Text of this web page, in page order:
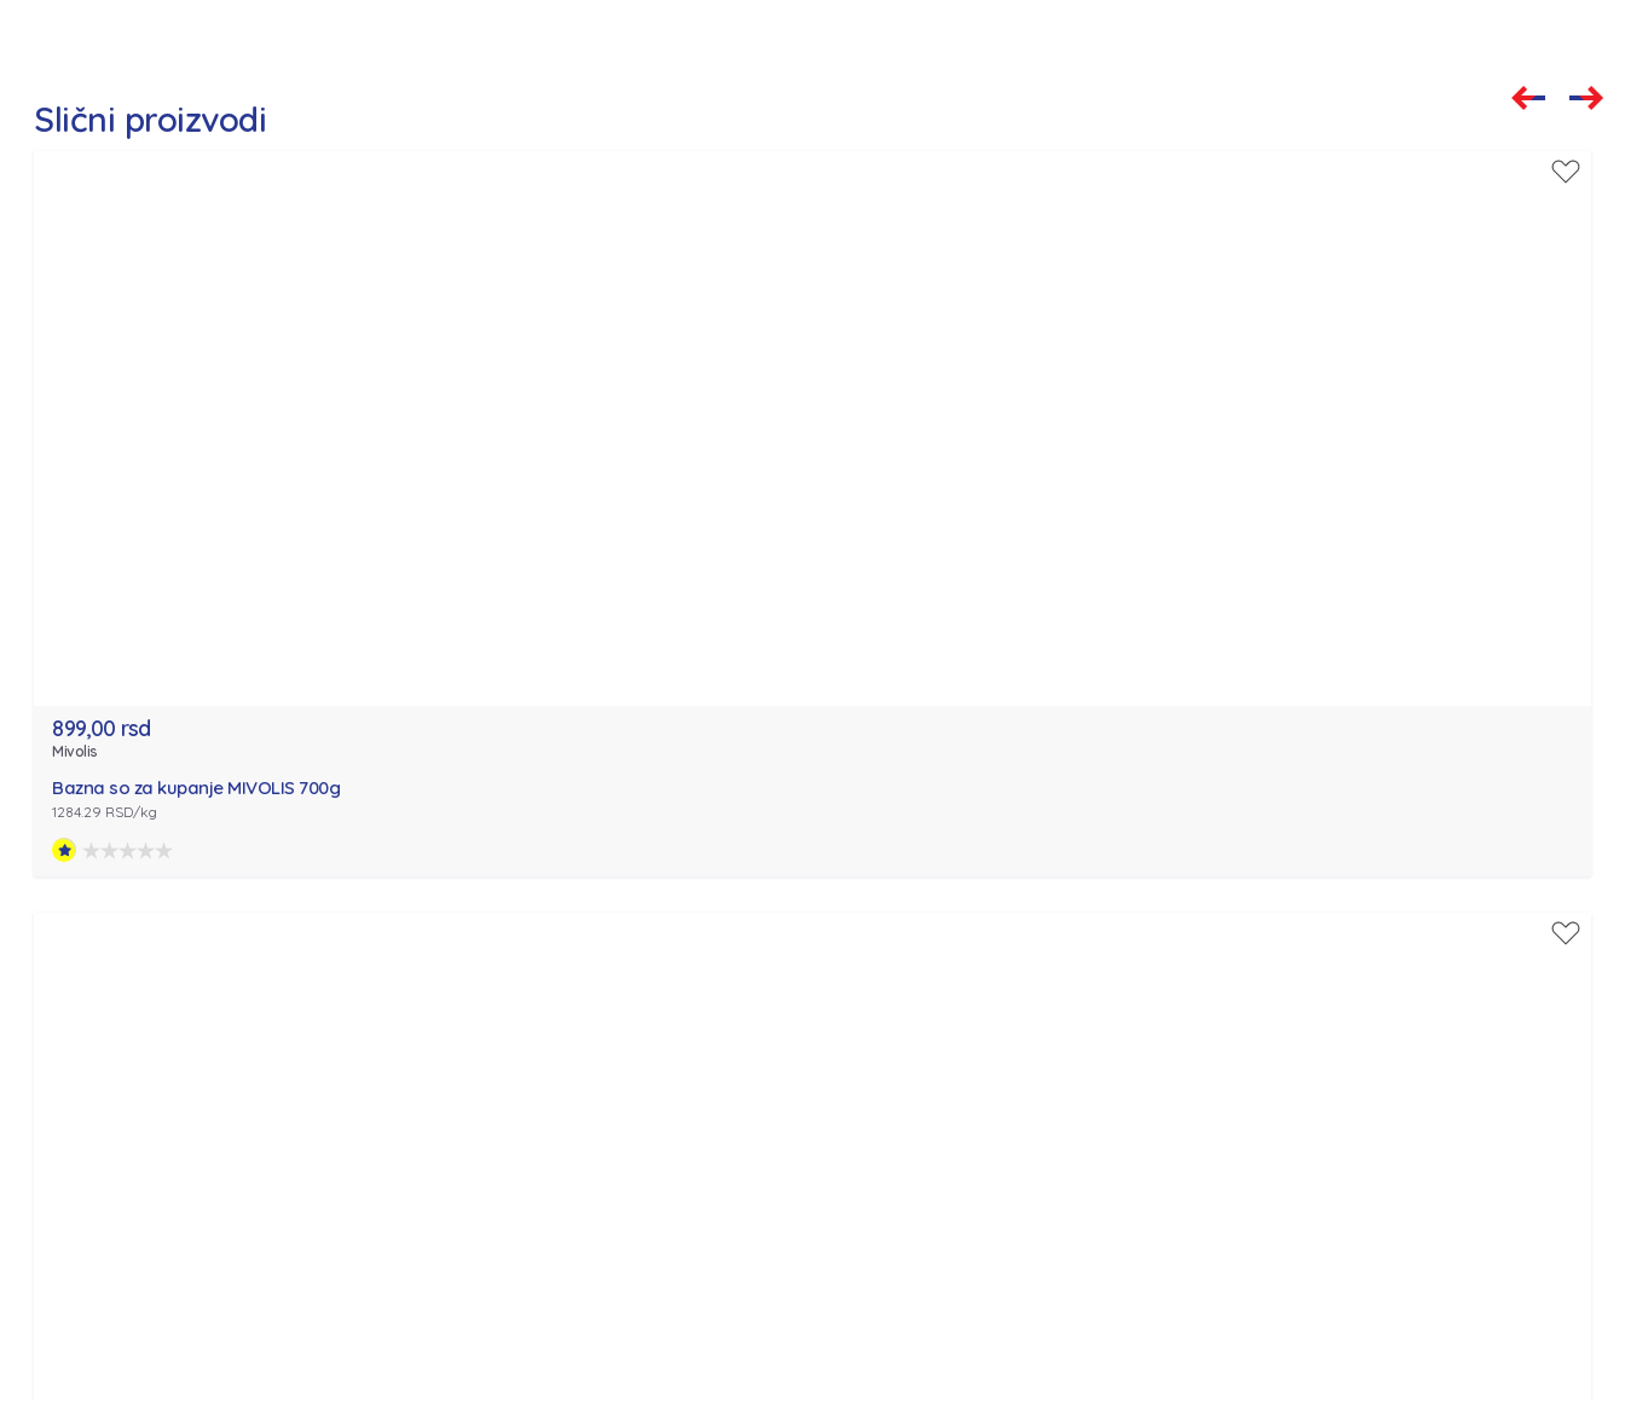
Slični proizvodi
899,00 rsd
Mivolis
Bazna so za kupanje MIVOLIS 700g
1284.29 RSD/kg